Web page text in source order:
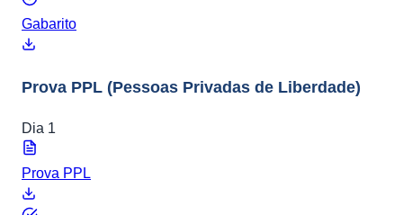
Gabarito
Prova PPL (Pessoas Privadas de Liberdade)
Dia 1
Prova PPL